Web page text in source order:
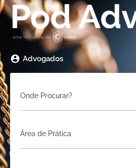
Advogados
Onde Procurar?
Área de Prática